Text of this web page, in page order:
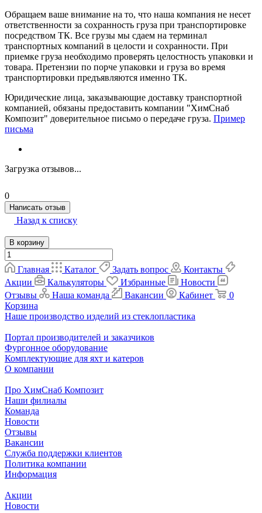
Обращаем ваше внимание на то, что наша компания не несет
ответственности за сохранность груза при транспортировке
посредством ТК. Все грузы мы сдаем на терминал
транспортных компаний в целости и сохранности. При
приемке груза необходимо проверять целостность упаковки и
товара. Претензии по порче упаковки и груза во время
транспортировки предъявляются именно ТК.
Юридические лица, заказывающие доставку транспортной
компанией, обязаны предоставить компании "ХимСнаб
Композит" доверительное письмо о передаче груза. Пример
письма
Загрузка отзывов...
0
Написать отзыв
Назад к списку
В корзину
Главная Каталог Задать вопрос
Контакты
Акции
Калькуляторы Избранные
Новости
Отзывы
Наша команда Вакансии Кабинет
0
Корзина
Наше производство изделий из стеклопластика
Портал производителей и заказчиков
Фургонное оборудование
Комплектующие для яхт и катеров
О компании
Про ХимСнаб Композит
Наши филиалы
Команда
Новости
Отзывы
Вакансии
Служба поддержки клиентов
Политика компании
Информация
Акции
Новости